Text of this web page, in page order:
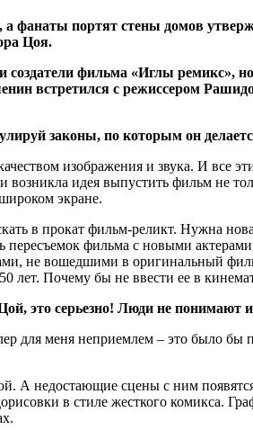
а фанаты портят стены домов
Цоя.
фильма «Иглы ремикс»,
встретился с режиссером
законы, по которым он
изображения и звука. И все
возникла идея выпустить фильм не
экране.
в прокат фильм-реликт. Нужна
пересъемок фильма с новыми
не вошедшими в оригинальный
лет. Почему бы не ввести ее в
это серьезно! Люди не понимают
для меня неприемлем – это было
А недостающие сцены с ним
в стиле жесткого комикса.